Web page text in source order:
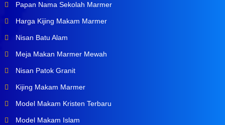
Papan Nama Sekolah Marmer
Harga Kijing Makam Marmer
Nisan Batu Alam
Meja Makan Marmer Mewah
Nisan Patok Granit
Kijing Makam Marmer
Model Makam Kristen Terbaru
Model Makam Islam